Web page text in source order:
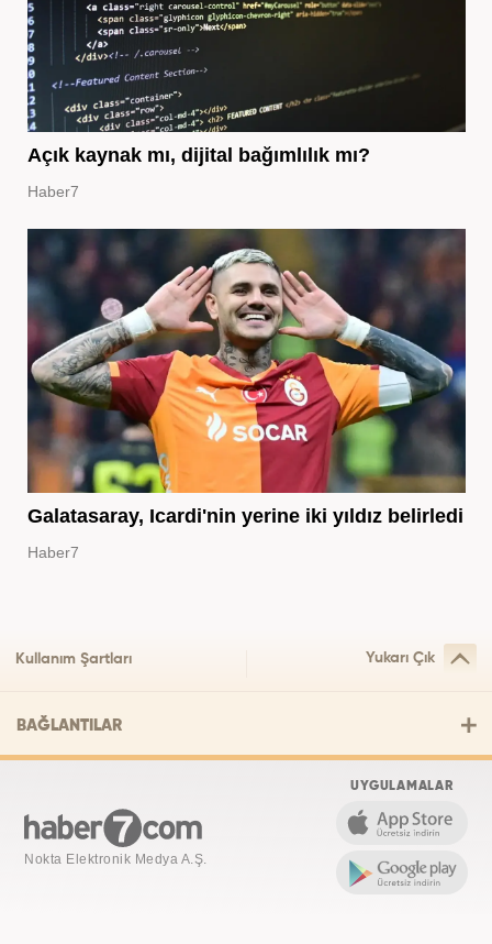
Açık kaynak mı, dijital bağımlılık mı?
Haber7
Galatasaray, Icardi'nin yerine iki yıldız belirledi
Haber7
Kullanım Şartları Yukarı Çık
BAĞLANTILAR
Nokta Elektronik Medya A.Ş.
UYGULAMALAR